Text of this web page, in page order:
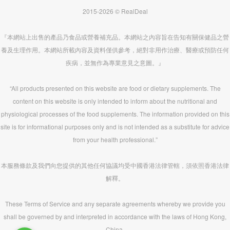
2015-2026 © RealDeal
『本網站上出售的產品乃食品或營養補充品。本網站之內容旨在告知有關保健品之營
養及生理作用。本網站所載內容及資料僅供參考，絕對非用作治療、醫療或預防任何
疾病，並無作為專業意見之意圖。』
“All products presented on this website are food or dietary supplements. The
content on this website is only intended to inform about the nutritional and
physiological processes of the food supplements. The information provided on this
site is for informational purposes only and is not intended as a substitute for advice
from your health professional.”
本服務條款及我們向您提供的其他任何協議均受中國香港法律管轄，須依照香港法律
解釋。
These Terms of Service and any separate agreements whereby we provide you
shall be governed by and interpreted in accordance with the laws of Hong Kong,